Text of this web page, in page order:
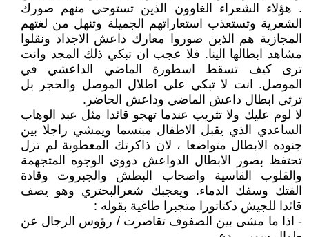
. هؤلاء الشعراء الغاوون الذين تستوحي منهم صورك
الشعرية وتستعذب استعاراتهم الجميلة وتنهل من لغتهم
المجازية هم الذين صوروا معارك داعش الاجداد ونقلوا
مشاهد ابطالها الينا. فلا عجب ان تبكي ذلك المجد وانت
ترى كيف تسقط اسطورة الماضي الداعشي في
الموصل. انت لا تبكي على اطلال الموصل والحجر بل
ترثي ابطال داعش الماضي وداعش الحاضر.
لا لوم عليك ولا تثريب عندما تهجو قائدا مثل عبد الوهاب
الساعدي الذي يقبل الاطفال مبتسما ويمشي راجلا بين
جنوده الابطال متواضعا ، لان ذاكرتك المعطوبة لم تزل
تحتفظ بصور الابطال الدواعش ذووي الوجوه المتجهمة
والقلوب القاسية واصحاب البطش والجبروت وقادة
الفتك وسفك الدماء. ويعجبك شعرالبحتري وهو يصف
قائدا للجيش دكتاتورا متجبرا طاغية بقوله :
- اذا ما مشى بين الصفوف تقاصرت / رؤوس الرجال عن